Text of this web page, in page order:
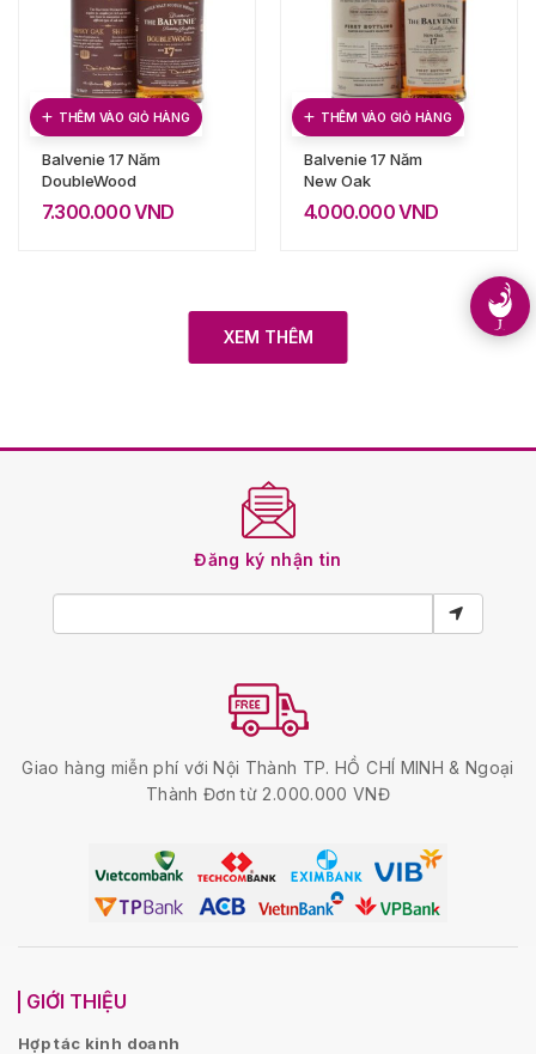
THÊM VÀO GIỎ HÀNG
Balvenie 17 Năm
DoubleWood
7.300.000VND
THÊM VÀO GIỎ HÀNG
Balvenie 17 Năm
New Oak
4.000.000VND
XEM THÊM
Đăng ký nhận tin
Giao hàng miễn phí với Nội Thành TP. HỒ CHÍ MINH & Ngoại
Thành Đơn từ 2.000.000 VNĐ
GIỚI THIỆU
Hợp tác kinh doanh